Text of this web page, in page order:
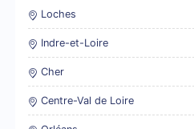
Loches
Indre-et-Loire
Cher
Centre-Val de Loire